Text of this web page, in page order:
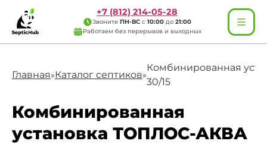
+7 (812) 214-05-28
Звоните ПН-ВС с 10:00 до 21:00
Работаем без перерывов и выходных
Главная»Каталог септиков»
Комбинированная
30/15
Комбинированная
установка ТОПЛОС-АКВА